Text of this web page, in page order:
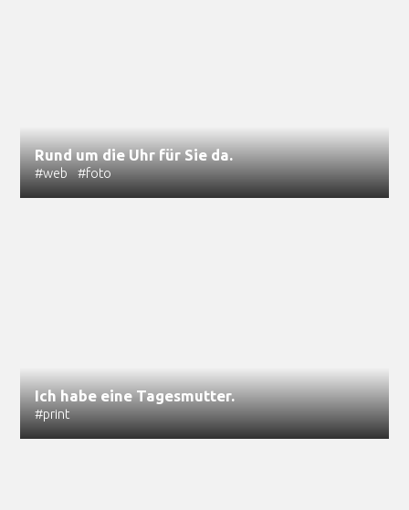
Rund um die Uhr für Sie da.
#web #foto
Ich habe eine Tagesmutter.
#print